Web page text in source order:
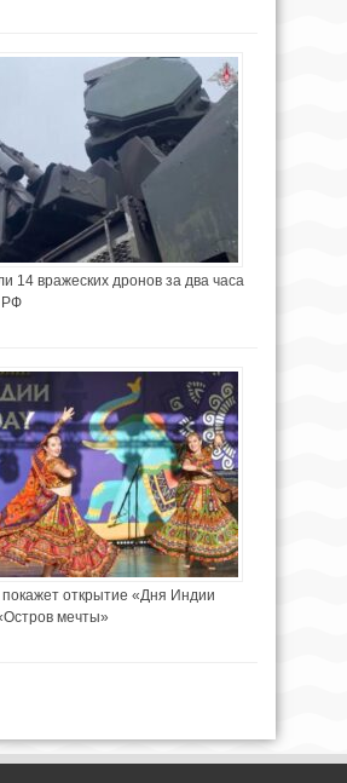
14 вражеских дронов за два часа
РФ
открытие «Дня Индии
мечты»